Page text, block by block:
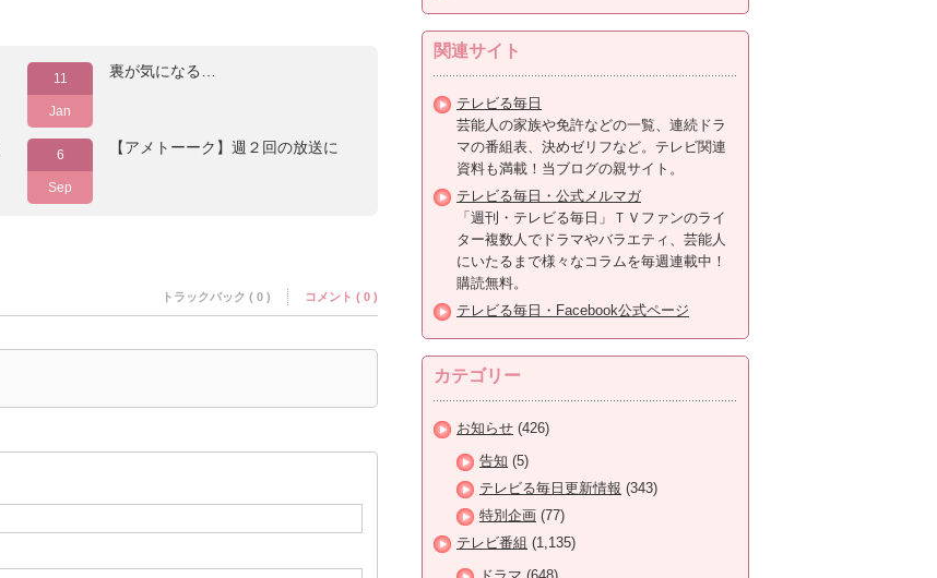
11
Jan
裏が気になる…
6
Sep
【アメトーーク】週２回の放送に
トラックバック ( 0 ) コメント ( 0 )
関連サイト
テレビる毎日
芸能人の家族や免許などの一覧、連続ドラ
マの番組表、決めゼリフなど。テレビ関連
資料も満載！当ブログの親サイト。
テレビる毎日・公式メルマガ
「週刊・テレビる毎日」ＴＶファンのライ
ター複数人でドラマやバラエティ、芸能人
にいたるまで様々なコラムを毎週連載中！
購読無料。
テレビる毎日・Facebook公式ページ
カテゴリー
お知らせ (426)
告知 (5)
テレビる毎日更新情報 (343)
特別企画 (77)
テレビ番組 (1,135)